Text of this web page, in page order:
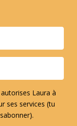
Laura à
ses services (tu